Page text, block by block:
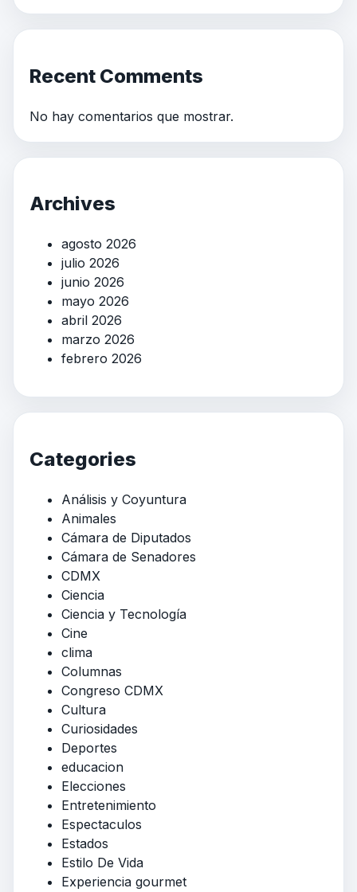
Recent Comments
No hay comentarios que mostrar.
Archives
agosto 2026
julio 2026
junio 2026
mayo 2026
abril 2026
marzo 2026
febrero 2026
Categories
Análisis y Coyuntura
Animales
Cámara de Diputados
Cámara de Senadores
CDMX
Ciencia
Ciencia y Tecnología
Cine
clima
Columnas
Congreso CDMX
Cultura
Curiosidades
Deportes
educacion
Elecciones
Entretenimiento
Espectaculos
Estados
Estilo De Vida
Experiencia gourmet